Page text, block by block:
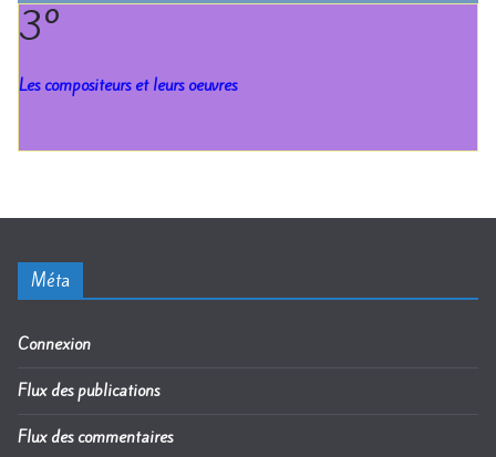
3°
Les compositeurs et leurs oeuvres
Méta
Connexion
Flux des publications
Flux des commentaires